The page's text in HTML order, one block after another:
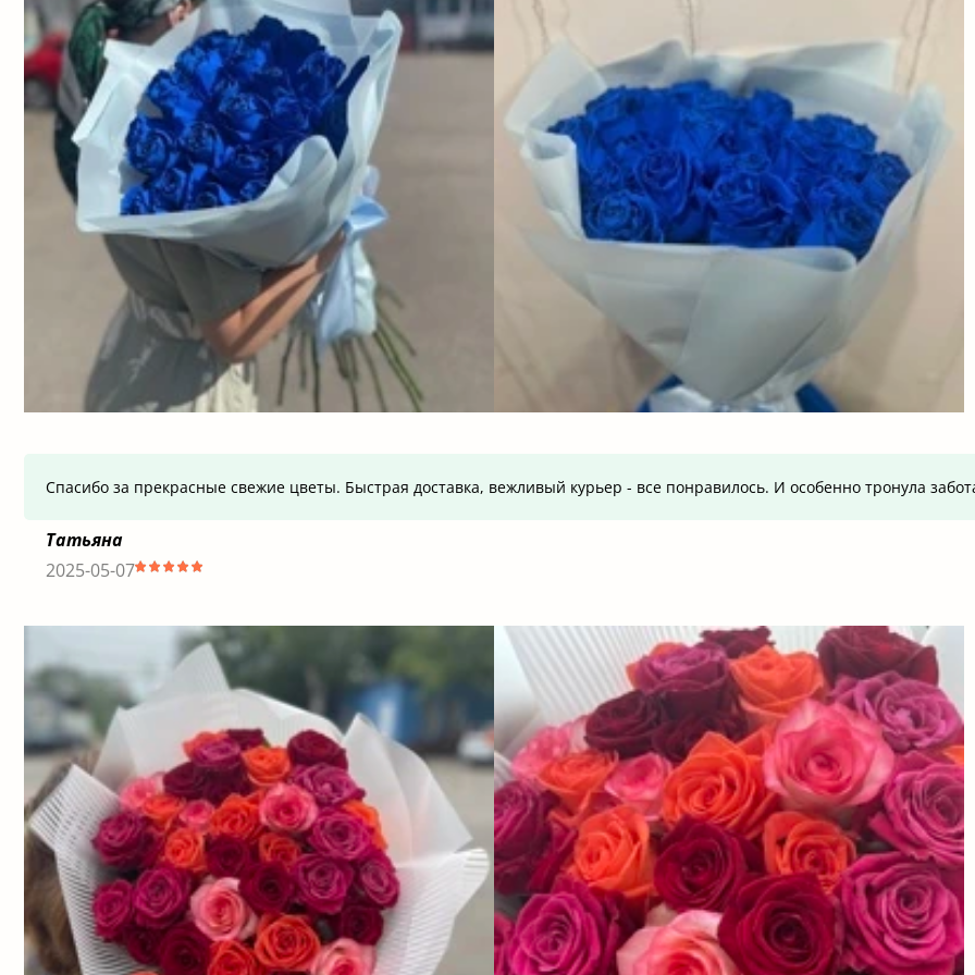
Спасибо за прекрасные свежие цветы. Быстрая доставка, вежливый курьер - все понравилось. И особенно тронула
Татьяна
2025-05-07